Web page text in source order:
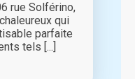
rue Solférino,
qui
parfaite
tels [...]